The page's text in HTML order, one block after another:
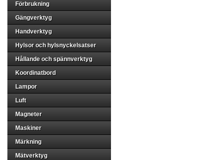
Förbrukning
Gängverktyg
Handverktyg
Hylsor och hylsnyckelsatser
Hållande och spännverktyg
Koordinatbord
Lampor
Luft
Magneter
Maskiner
Märkning
Mätverktyg